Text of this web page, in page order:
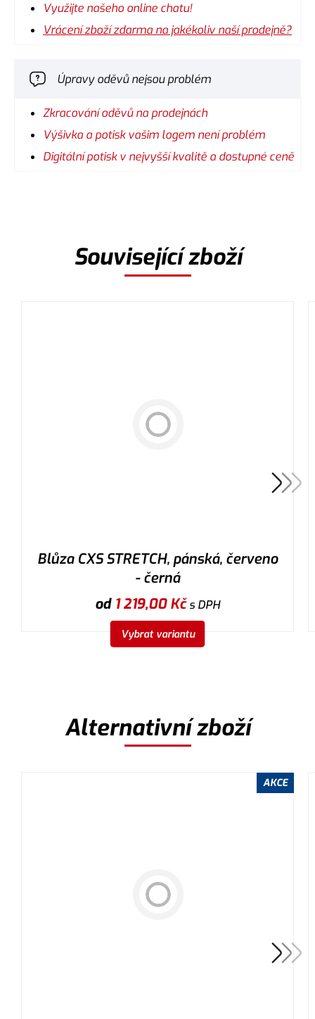
Využijte našeho online chatu!
Vrácení zboží zdarma na jakékoliv naší prodejně?
Úpravy oděvů nejsou problém
Zkracování oděvů na prodejnách
Výšivka a potisk vašim logem není problém
Digitální potisk v nejvyšší kvalitě a dostupné ceně
Související zboží
Blůza CXS STRETCH, pánská, červeno
- černá
od 1 219,00Kčs DPH
Vybrat variantu
Alternativní zboží
AKCE